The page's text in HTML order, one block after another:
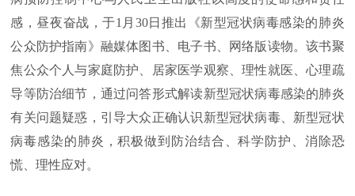
感，昼夜奋战，于1月30日推出《新型冠状病毒感染的肺炎
公众防护指南》融媒体图书、电子书、网络版读物。该书聚
焦公众个人与家庭防护、居家医学观察、理性就医、心理疏
导等防治细节，通过问答形式解读新型冠状病毒感染的肺炎
有关问题疑惑，引导大众正确认识新型冠状病毒、新型冠状
病毒感染的肺炎，积极做到防治结合、科学防护、消除恐
慌、理性应对。